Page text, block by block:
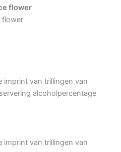
flower
flower
imprint van trillingen van
alcoholpercentage
imprint van trillingen van